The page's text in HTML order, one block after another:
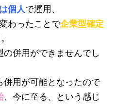
個人で運用、
わったことで企業型確定
併用ができませんでし
併用が可能となったので
、今に至る、という感じ